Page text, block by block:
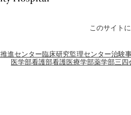
このサイト
進センター臨床研究監理センター治験
医学部看護部看護医療学部薬学部三四